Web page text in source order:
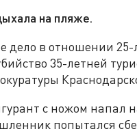
на пляже.
дело в отношении 25-
35-летней
с ножом напал
попытался